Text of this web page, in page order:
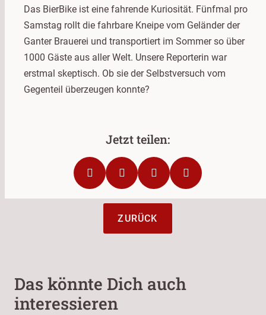
Das BierBike ist eine fahrende Kuriosität. Fünfmal pro
Samstag rollt die fahrbare Kneipe vom Geländer der
Ganter Brauerei und transportiert im Sommer so über
1000 Gäste aus aller Welt. Unsere Reporterin war
erstmal skeptisch. Ob sie der Selbstversuch vom
Gegenteil überzeugen konnte?
ZURÜCK
Das könnte Dich auch
interessieren